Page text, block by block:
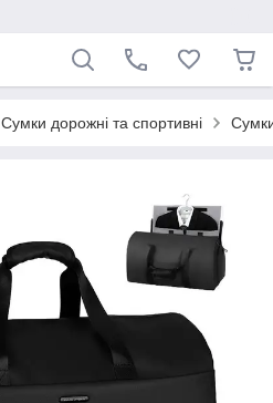
Сумки дорожні та спортивні